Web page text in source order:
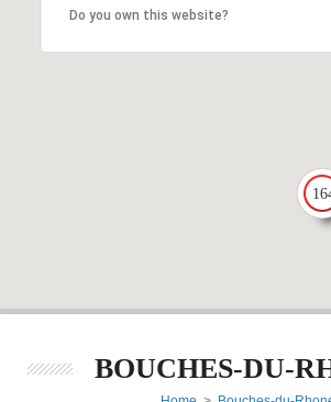
Do you own this website?
BOUCHES-DU-